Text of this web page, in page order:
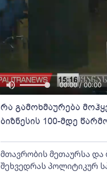
00:00 / 00:00
რა გამოხმაურება
ბიზნესის 100-მდე
მთავრობის მეთაურსა და
შეხვედრას პოლიტიკურ